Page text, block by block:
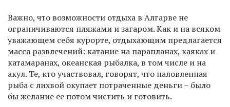
Важно, что возможности отдыха в Алгарве не
ограничиваются пляжами и загаром. Как и на всяком
уважающем себя курорте, отдыхающим предлагается
масса развлечений: катание на парапланах, каяках и
катамаранах, океанская рыбалка, в том числе и на
акул. Те, кто участвовал, говорят, что наловленная
рыба с лихвой окупает потраченные деньги – было
бы желание ее потом чистить и готовить.